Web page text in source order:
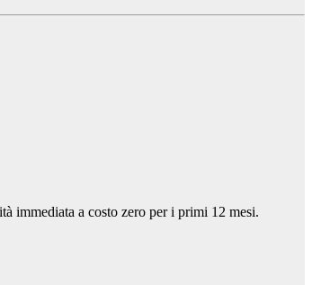
immediata a costo zero per i primi 12 mesi.